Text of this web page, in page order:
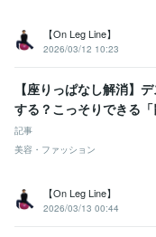
【On Leg Line】
2026/03/12 10:23
【座りっぱなし解消】
する？こっそりできる「
記事
美容・ファッション
【On Leg Line】
2026/03/13 00:44